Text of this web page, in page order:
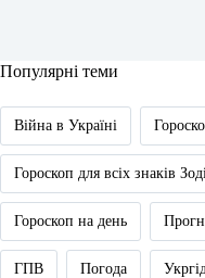
Популярні теми
Війна в Україні
Гороскоп для всіх знаків
Гороскоп на день
ГПВ Погода